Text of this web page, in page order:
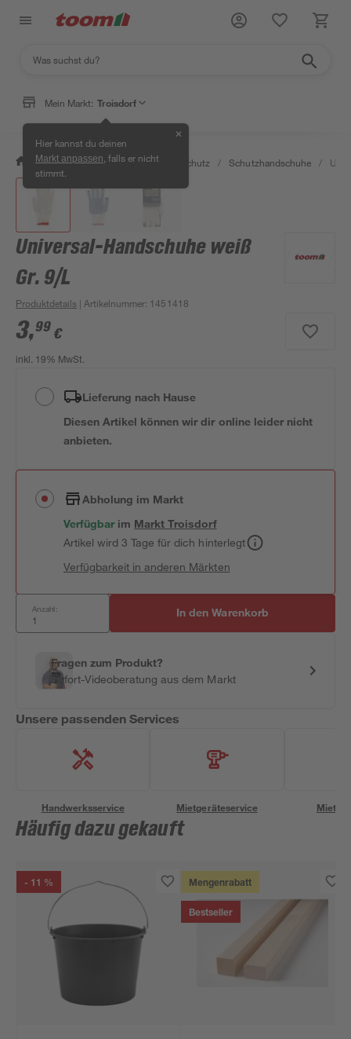
Mein Markt: Troisdorf
Hier kannst du deinen
Markt anpassen , falls er nicht
stimmt.
✕
/ Bauen & Renovieren / Arbeitsschutz / Schutzhandschuhe /
Universal-Handschuhe weiß
Gr. 9/L
Produktdetails | Artikelnummer: 1451418
3,99 €
inkl. 19% MwSt.
Lieferung nach Hause
Diesen Artikel können wir dir online leider nicht
anbieten.
Abholung im Markt
Verfügbar im MarktTroisdorf
Artikel wird 3 Tage für dich hinterlegt
Verfügbarkeit in anderen Märkten
Anzahl: In den Warenkorb
Fragen zum Produkt?
Sofort-Videoberatung aus dem Markt
Unsere passenden Services
Handwerksservice Mietgeräteservice
Häufig dazu gekauft
- 11 % Mengenrabatt
Bestseller